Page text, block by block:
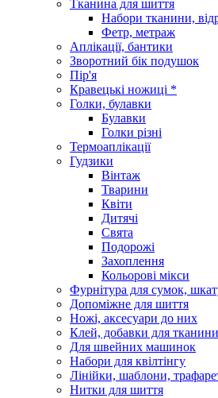
Тканина для шиття
Набори тканини,
Фетр, метраж
Аплікації, бантики
Зворотний бік подушок
Пір'я
Кравецькі ножиці *
Голки, булавки
Булавки
Голки різні
Термоаплікації
Гудзики
Вінтаж
Тварини
Квіти
Дитячі
Свята
Подорожі
Захоплення
Кольорові мікси
Фурнітура для сумок,
Допоміжне для шиття
Ножі, аксесуари до них
Клей, добавки для тканини
Для швейних машинок
Набори для квілтінгу
Лінійки, шаблони,
Нитки для шиття